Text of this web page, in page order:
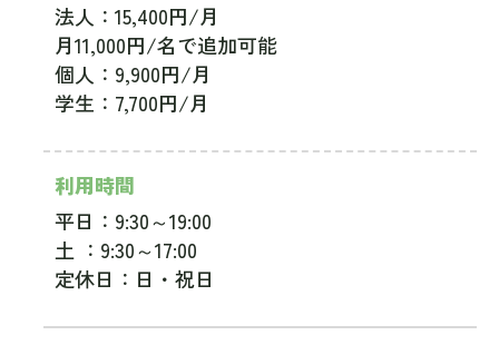
法人：15,400円/月
月11,000円/名で追加可能
個人：9,900円/月
学生：7,700円/月
利用時間
平日：9:30～19:00
土 ：9:30～17:00
定休日：日・祝日